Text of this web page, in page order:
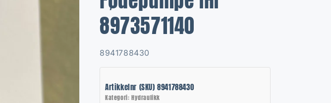
y
/
e
i
8973571140
SKU:
8941788430
Artikkelnr (SKU) 8941788430
Kategori: Hydraulikk